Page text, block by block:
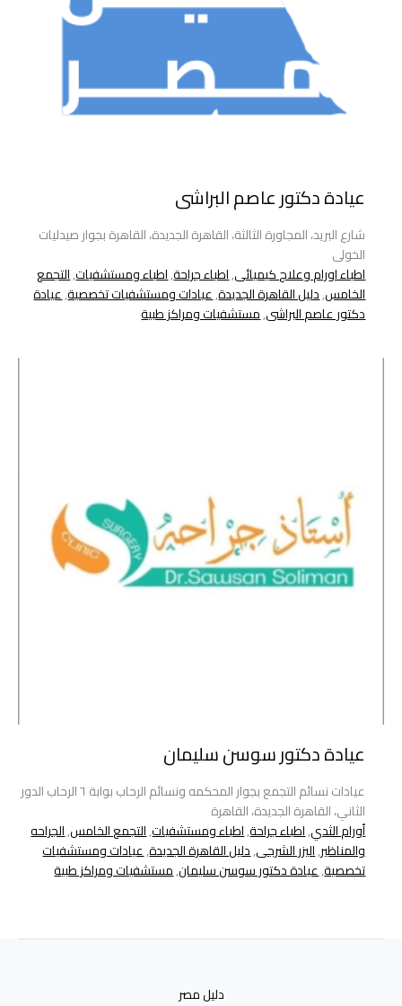
عيادة دكتور عاصم البراشى
شارع البريد، المجاورة الثالثة، القاهرة الجديدة، القاهرة بجوار صيدليات
الخولى
اطباء اورام وعلاج كيميائى,اطباء جراحة,اطباء ومستشفيات,التجمع
الخامس,دليل القاهرة الجديدة,عيادات ومستشفيات تخصصية,عيادة
دكتور عاصم البراشى,مستشفيات ومراكز طبية
عيادة دكتور سوسن سليمان
عيادات نسائم التجمع بجوار المحكمه ونسائم الرحاب بوابة ٦ الرحاب الدور
الثاني، القاهرة الجديدة، القاهرة
أورام الثدي,اطباء جراحة,اطباء ومستشفيات,التجمع الخامس,الجراحه
والمناظير,اليزر الشرجى,دليل القاهرة الجديدة,عيادات ومستشفيات
تخصصية,عيادة دكتور سوسن سليمان,مستشفيات ومراكز طبية
دليل مصر